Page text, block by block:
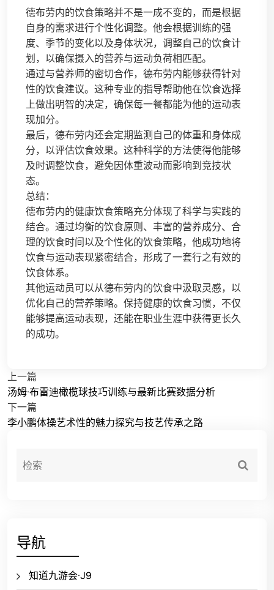
德布劳内的饮食策略并不是一成不变的，而是根据
自身的需求进行个性化调整。他会根据训练的强
度、季节的变化以及身体状况，调整自己的饮食计
划，以确保摄入的营养与运动负荷相匹配。
通过与营养师的密切合作，德布劳内能够获得针对
性的饮食建议。这种专业的指导帮助他在饮食选择
上做出明智的决定，确保每一餐都能为他的运动表
现加分。
最后，德布劳内还会定期监测自己的体重和身体成
分，以评估饮食效果。这种科学的方法使得他能够
及时调整饮食，避免因体重波动而影响到竞技状
态。
总结：
德布劳内的健康饮食策略充分体现了科学与实践的
结合。通过均衡的饮食原则、丰富的营养成分、合
理的饮食时间以及个性化的饮食策略，他成功地将
饮食与运动表现紧密结合，形成了一套行之有效的
饮食体系。
其他运动员可以从德布劳内的饮食中汲取灵感，以
优化自己的营养策略。保持健康的饮食习惯，不仅
能够提高运动表现，还能在职业生涯中获得更长久
的成功。
上一篇
汤姆·布雷迪橄榄球技巧训练与最新比赛数据分析
下一篇
李小鹏体操艺术性的魅力探究与技艺传承之路
导航
知道九游会·J9